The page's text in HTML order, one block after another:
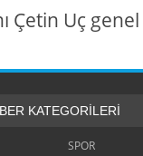
Çetin Uç
KATEGORİLERİ
SPOR